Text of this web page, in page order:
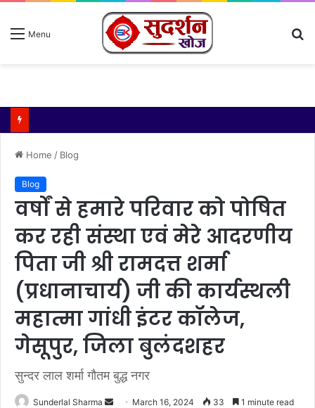
Menu
Home / Blog
Blog
वर्षों से हमारे परिवार को पोषित
कर रही संस्था एवं मेरे आदरणीय
पिता जी श्री रामदत्त शर्मा
(प्रधानाचार्य) जी की कार्यस्थली
महात्मा गांधी इंटर कॉलेज,
गेसूपुर, जिला बुलंदशहर
सुन्दर लाल शर्मा गौतम बुद्ध नगर
Sunderlal Sharma
Send March 16, 2024 33 1 minute read